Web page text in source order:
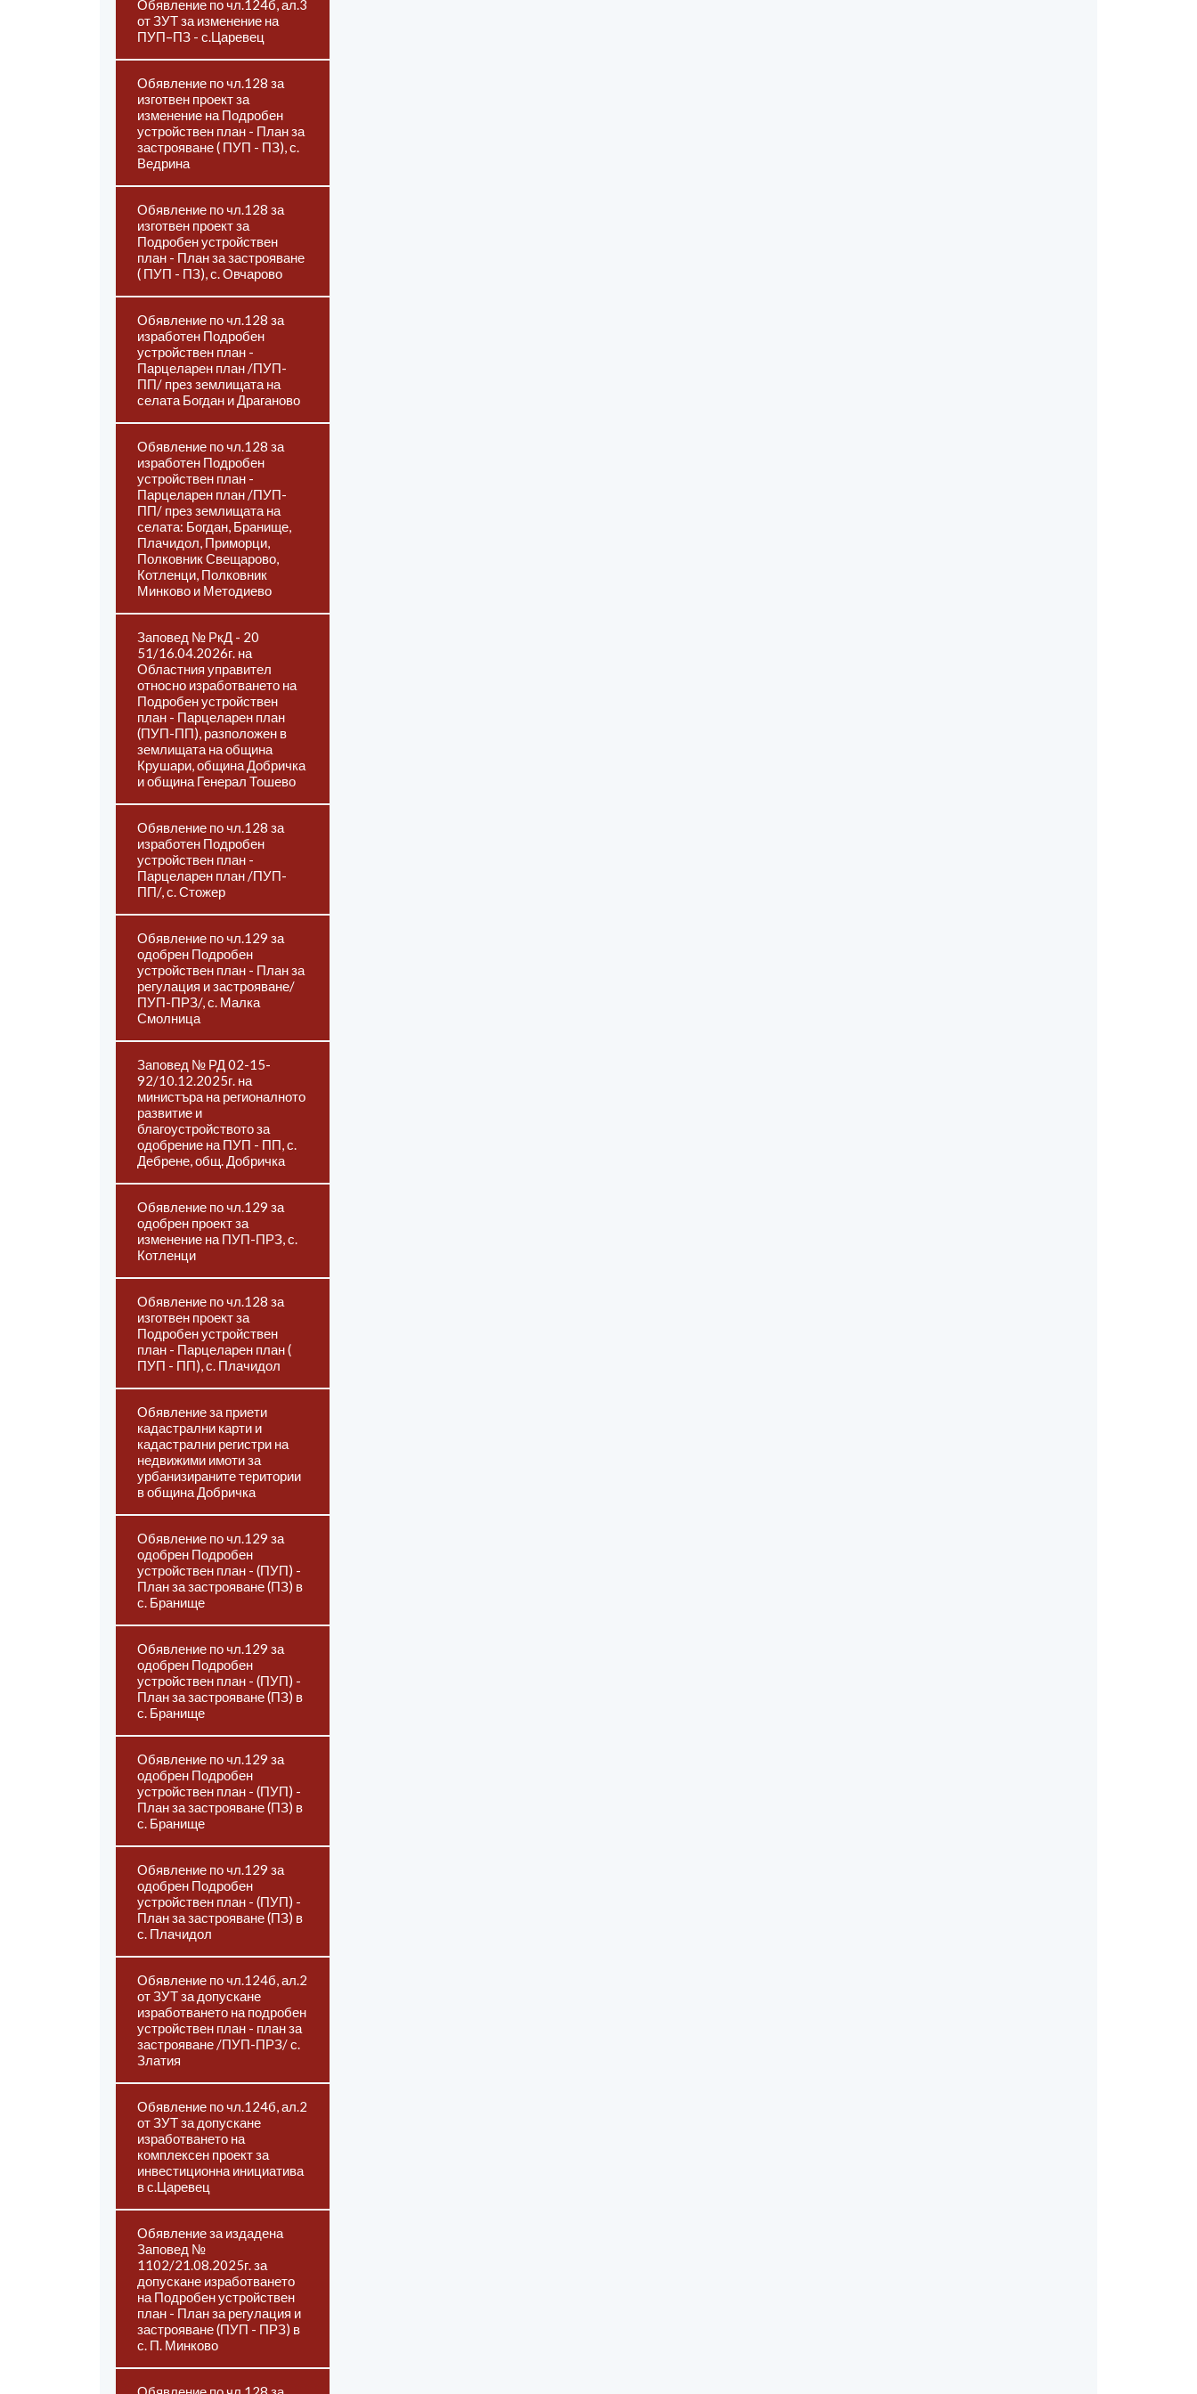
Обявление по чл.124б, ал.3
от ЗУТ за изменение на
ПУП–ПЗ - с.Царевец
Обявление по чл.128 за
изготвен проект за
изменение на Подробен
устройствен план - План за
застрояване ( ПУП - ПЗ), с.
Ведрина
Обявление по чл.128 за
изготвен проект за
Подробен устройствен
план - План за застрояване
( ПУП - ПЗ), с. Овчарово
Обявление по чл.128 за
изработен Подробен
устройствен план -
Парцеларен план /ПУП-
ПП/ през землищата на
селата Богдан и Драганово
Обявление по чл.128 за
изработен Подробен
устройствен план -
Парцеларен план /ПУП-
ПП/ през землищата на
селата: Богдан, Бранище,
Плачидол, Приморци,
Полковник Свещарово,
Котленци, Полковник
Минково и Методиево
Заповед № РкД - 20
51/16.04.2026г. на
Областния управител
относно изработването на
Подробен устройствен
план - Парцеларен план
(ПУП-ПП), разположен в
землищата на община
Крушари, община Добричка
и община Генерал Тошево
Обявление по чл.128 за
изработен Подробен
устройствен план -
Парцеларен план /ПУП-
ПП/, с. Стожер
Обявление по чл.129 за
одобрен Подробен
устройствен план - План за
регулация и застрояване/
ПУП-ПРЗ/, с. Малка
Смолница
Заповед № РД 02-15-
92/10.12.2025г. на
министъра на регионалното
развитие и
благоустройството за
одобрение на ПУП - ПП, с.
Дебрене, общ. Добричка
Обявление по чл.129 за
одобрен проект за
изменение на ПУП-ПРЗ, с.
Котленци
Обявление по чл.128 за
изготвен проект за
Подробен устройствен
план - Парцеларен план (
ПУП - ПП), с. Плачидол
Обявление за приети
кадастрални карти и
кадастрални регистри на
недвижими имоти за
урбанизираните територии
в община Добричка
Обявление по чл.129 за
одобрен Подробен
устройствен план - (ПУП) -
План за застрояване (ПЗ) в
с. Бранище
Обявление по чл.129 за
одобрен Подробен
устройствен план - (ПУП) -
План за застрояване (ПЗ) в
с. Бранище
Обявление по чл.129 за
одобрен Подробен
устройствен план - (ПУП) -
План за застрояване (ПЗ) в
с. Бранище
Обявление по чл.129 за
одобрен Подробен
устройствен план - (ПУП) -
План за застрояване (ПЗ) в
с. Плачидол
Обявление по чл.124б, ал.2
от ЗУТ за допускане
изработването на подробен
устройствен план - план за
застрояване /ПУП-ПРЗ/ с.
Златия
Обявление по чл.124б, ал.2
от ЗУТ за допускане
изработването на
комплексен проект за
инвестиционна инициатива
в с.Царевец
Обявление за издадена
Заповед №
1102/21.08.2025г. за
допускане изработването
на Подробен устройствен
план - План за регулация и
застрояване (ПУП - ПРЗ) в
с. П. Минково